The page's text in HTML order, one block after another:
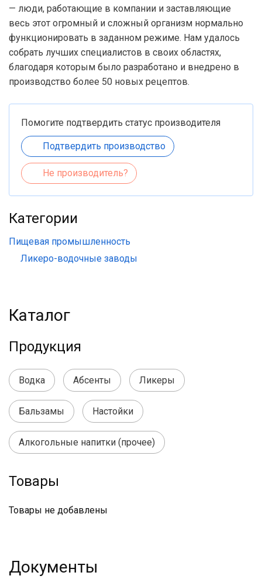
— люди, работающие в компании и заставляющие
весь этот огромный и сложный организм нормально
функционировать в заданном режиме. Нам удалось
собрать лучших специалистов в своих областях,
благодаря которым было разработано и внедрено в
производство более 50 новых рецептов.
Помогите подтвердить статус производителя
Подтвердить производство
Не производитель?
Категории
Пищевая промышленность
Ликеро-водочные заводы
Каталог
Продукция
Водка Абсенты Ликеры
Бальзамы Настойки
Алкогольные напитки (прочее)
Товары
Товары не добавлены
Документы